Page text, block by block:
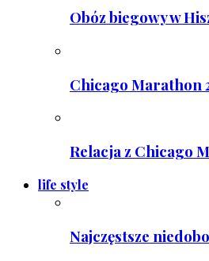
Obóz biegowy w
Chicago Marathon
Relacja z Chicago
life style
Najczęstsze